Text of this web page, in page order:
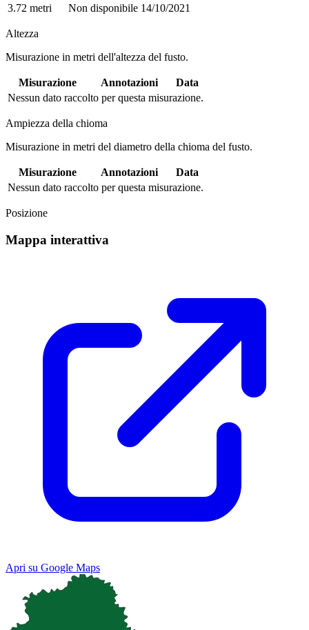
3.72 metri
Non disponibile 14/10/2021
Altezza
Misurazione in metri dell'altezza del fusto.
Misurazione Annotazioni
Data
Nessun dato raccolto per questa misurazione.
Ampiezza della chioma
Misurazione in metri del diametro della chioma del fusto.
Misurazione Annotazioni
Data
Nessun dato raccolto per questa misurazione.
Posizione
Mappa interattiva
Apri su Google Maps
Map Satellite
Keyboard shortcuts